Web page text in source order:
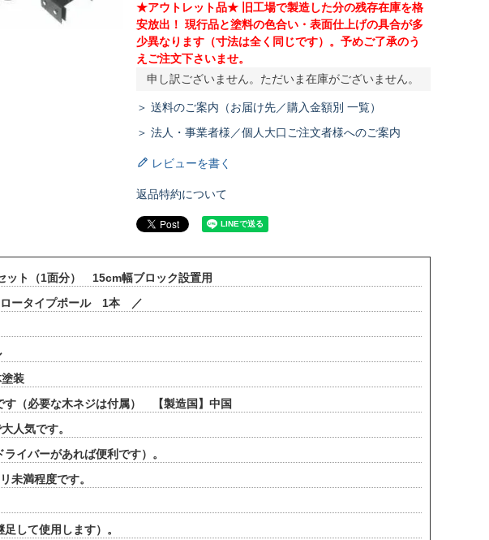
★アウトレット品★ 旧工場で製造した分の残存在庫を格
安放出！ 現行品と塗料の色合い・表面仕上げの具合が多
少異なります（寸法は全く同じです）。予めご了承のう
えご注文下さいませ。
申し訳ございません。ただいま在庫がございません。
＞ 送料のご案内（お届け先／購入金額別 一覧）
＞ 法人・事業者様／個人大口ご注文者様へのご案内
レビューを書く
返品特約について
ト（1面分） 15cm幅ブロック設置用
ロータイプポール 1本 ／
装
す（必要な木ネジは付属） 【製造国】中国
人気です。
イバーがあれば便利です）。
未満程度です。
して使用します）。